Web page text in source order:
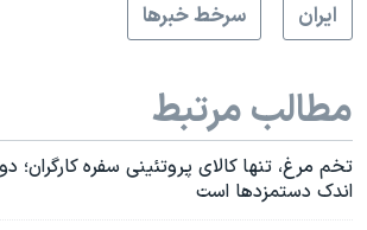
ايران
سرخط خبرها
مطالب مرتبط
تخم مرغ، تنها کالای پروتئینی سفره کارگران؛
اندک دستمزدها است